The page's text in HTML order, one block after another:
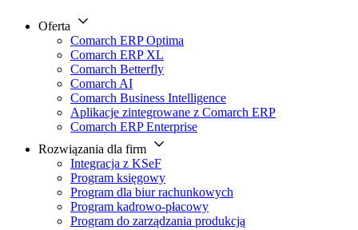
Oferta
Comarch ERP Optima
Comarch ERP XL
Comarch Betterfly
Comarch AI
Comarch Business Intelligence
Aplikacje zintegrowane z Comarch ERP
Comarch ERP Enterprise
Rozwiązania dla firm
Integracja z KSeF
Program księgowy
Program dla biur rachunkowych
Program kadrowo-płacowy
Program do zarządzania produkcją